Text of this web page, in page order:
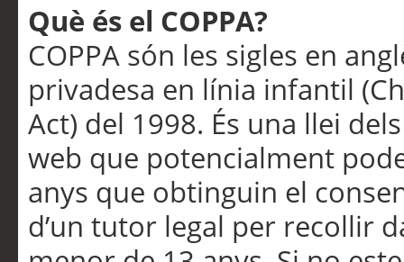
Què és el COPPA?
COPPA són les sigles en
privadesa en línia infantil
Act) del 1998. És una llei
web que potencialment
anys que obtinguin el
d’un tutor legal per recollir